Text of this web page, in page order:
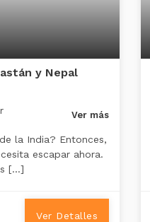
y Nepal
Ver más
la India? Entonces,
escapar ahora.
[…]
Ver Detalles